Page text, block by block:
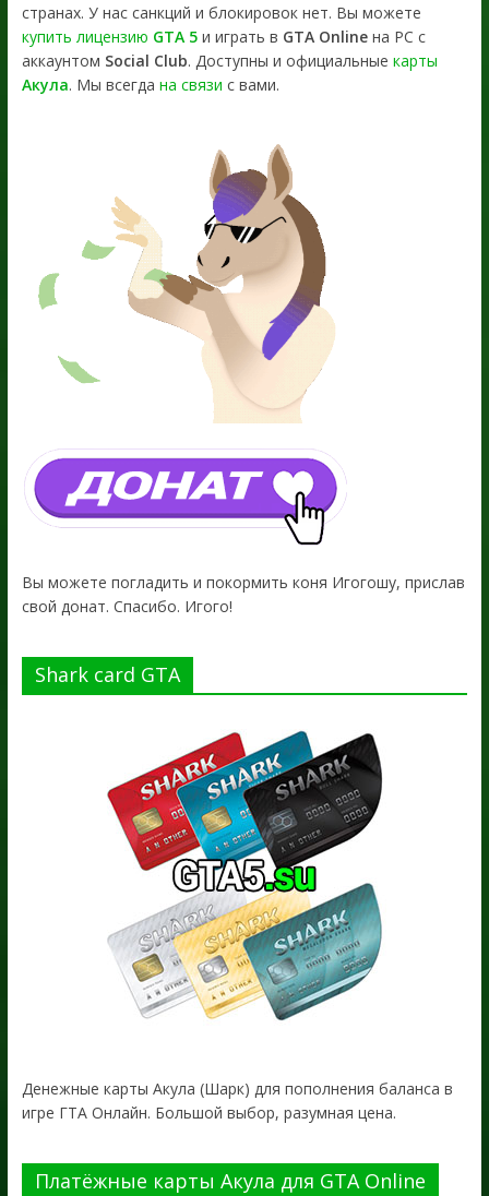
странах. У нас санкций и блокировок нет. Вы можете
купить лицензию GTA 5и играть в GTA Onlineна PC с
аккаунтом Social Club. Доступны и официальные карты
Акула. Мы всегда на связи с вами.
Вы можете погладить и покормить коня Игогошу, прислав
свой донат. Спасибо. Игого!
Shark card GTA
Денежные карты Акула (Шарк) для пополнения баланса в
игре ГТА Онлайн. Большой выбор, разумная цена.
Платёжные карты Акула для GTA Online